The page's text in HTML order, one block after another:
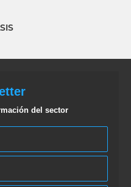
del sector